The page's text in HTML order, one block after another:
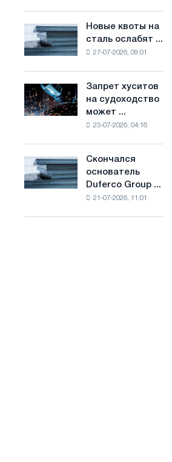
основе
водорода
Франции
отраслевые
ограничения
амбициями
по
борьбе
с
Новые
квоты
на
конкуренцию
в
Новые квоты на
сталь ослабят ...
27-07-2026, 09:01
Запрет
хуситов
на
импорт
Саудовской
Запрет хуситов
на судоходство
может ...
23-07-2026, 04:16
Скончался
основатель
Duferco
Скончался
основатель
Duferco Group ...
21-07-2026, 11:01